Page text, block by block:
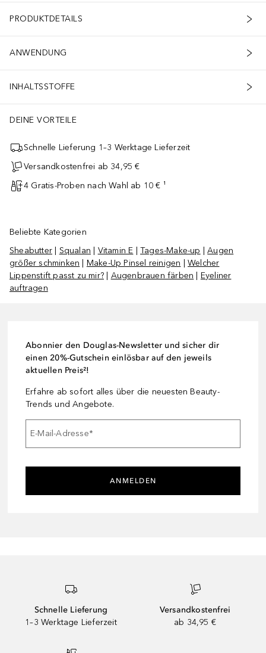
PRODUKTDETAILS
ANWENDUNG
INHALTSSTOFFE
DEINE VORTEILE
Schnelle Lieferung 1–3 Werktage Lieferzeit
Versandkostenfrei ab 34,95 €
4 Gratis-Proben nach Wahl ab 10 € ¹
Beliebte Kategorien
Sheabutter
Squalan Vitamin E |Tages-Make-up |Augen
größer schminken
Make-Up Pinsel reinigen |Welcher
Lippenstift passt zu mir?
Augenbrauen färben
Eyeliner
auftragen
Abonnier den Douglas-Newsletter und sicher dir
einen 20%-Gutschein einlösbar auf den jeweils
aktuellen Preis²!
Erfahre ab sofort alles über die neuesten Beauty-
Trends und Angebote.
E-Mail-Adresse*
ANMELDEN
Schnelle Lieferung
1–3 Werktage Lieferzeit
Versandkostenfrei
ab 34,95 €